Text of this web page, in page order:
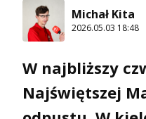
Michał Kita
2026.05.03 18:48
W najbliższy
Najświętszej